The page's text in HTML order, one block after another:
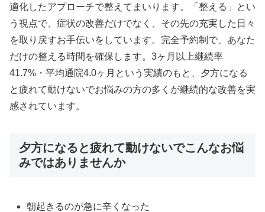
適化したアプローチで整えてまいります。「整える」とい
う視点で、症状の改善だけでなく、その先の充実した日々
を取り戻すお手伝いをしています。完全予約制で、あなた
だけの整える時間を確保します。3ヶ月以上継続率
41.7%・平均通院4.0ヶ月という実績のもと、夕方になる
と疲れて動けないでお悩みの方の多くが継続的な改善を実
感されています。
夕方になると疲れて動けないでこんなお悩
みではありませんか
朝起きるのが急に辛くなった